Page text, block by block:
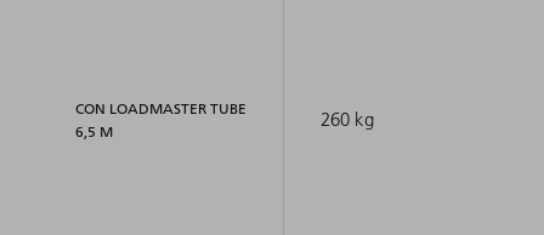
CON LOADMASTER TUBE
6,5 M
260 kg